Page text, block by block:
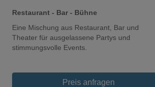
Restaurant - Bar - Bühne
Eine Mischung aus Restaurant, Bar und
Theater für ausgelassene Partys und
stimmungsvolle Events.
Preis anfragen